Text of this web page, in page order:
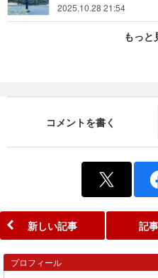
2025.10.28 21:54
もっと
コメントを書く
新しい記事 記
プロフィール